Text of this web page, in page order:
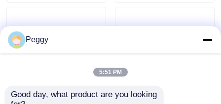
まっすぐなルーター ビット
プロフィールのルーター ビット
共同ルーター ビット
Peggy
5:51 PM
Good day, what product are you looking